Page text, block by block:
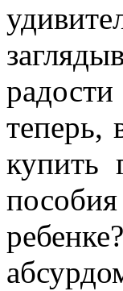
купить